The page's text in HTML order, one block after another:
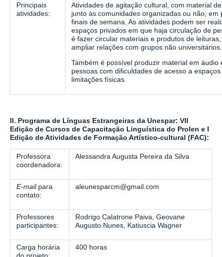
Principais
atividades:
Atividades de agitação cultural, com material
junto às comunidades organizadas ou não,
finais de semana. As atividades podem ser
espaços privados em que haja circulação de
é fazer circular materiais e produtos de
ampliar relações com grupos não universitários.
Também é possível produzir material em
pessoas com dificuldades de acesso a
limitações físicas.
II. Programa de Línguas Estrangeiras da Unespar: VII
Edição de Cursos de Capacitação Linguística do Prolen e I
Edição de Atividades de Formação Artístico-cultural (FAC):
Professora
coordenadora:
Alessandra Augusta Pereira da Silva
E-mail para
contato:
aleunesparcm@gmail.com
Professores
participantes:
Rodrigo Calatrone Paiva, Geovane
Augusto Nunes, Katiuscia Wagner
Carga horária
400 horas